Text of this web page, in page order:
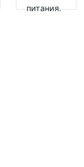
питания.